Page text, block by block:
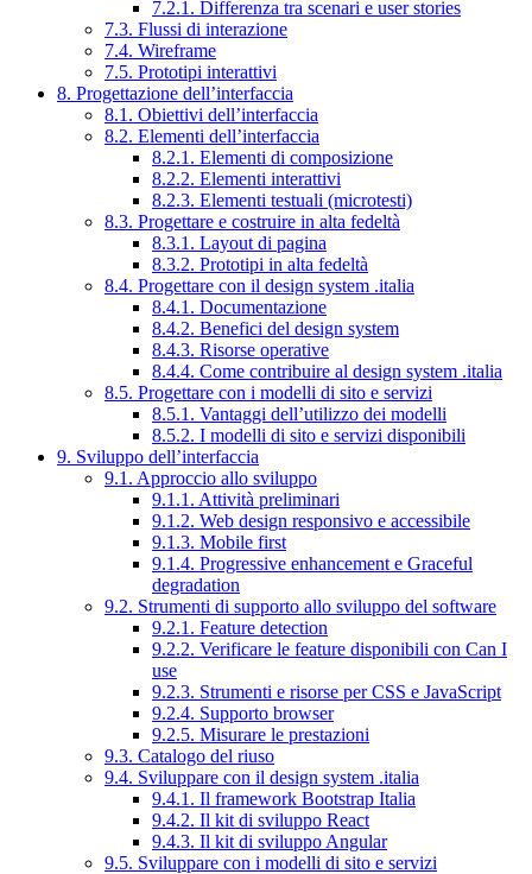
7.2.1. Differenza tra scenari e user stories
7.3. Flussi di interazione
7.4. Wireframe
7.5. Prototipi interattivi
8. Progettazione dell’interfaccia
8.1. Obiettivi dell’interfaccia
8.2. Elementi dell’interfaccia
8.2.1. Elementi di composizione
8.2.2. Elementi interattivi
8.2.3. Elementi testuali (microtesti)
8.3. Progettare e costruire in alta fedeltà
8.3.1. Layout di pagina
8.3.2. Prototipi in alta fedeltà
8.4. Progettare con il design system .italia
8.4.1. Documentazione
8.4.2. Benefici del design system
8.4.3. Risorse operative
8.4.4. Come contribuire al design system .italia
8.5. Progettare con i modelli di sito e servizi
8.5.1. Vantaggi dell’utilizzo dei modelli
8.5.2. I modelli di sito e servizi disponibili
9. Sviluppo dell’interfaccia
9.1. Approccio allo sviluppo
9.1.1. Attività preliminari
9.1.2. Web design responsivo e accessibile
9.1.3. Mobile first
9.1.4. Progressive enhancement e Graceful
degradation
9.2. Strumenti di supporto allo sviluppo del software
9.2.1. Feature detection
9.2.2. Verificare le feature disponibili con Can I
use
9.2.3. Strumenti e risorse per CSS e JavaScript
9.2.4. Supporto browser
9.2.5. Misurare le prestazioni
9.3. Catalogo del riuso
9.4. Sviluppare con il design system .italia
9.4.1. Il framework Bootstrap Italia
9.4.2. Il kit di sviluppo React
9.4.3. Il kit di sviluppo Angular
9.5. Sviluppare con i modelli di sito e servizi